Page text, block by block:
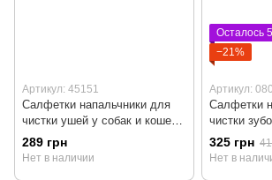
Артикул: 45151
Салфетки напальчники для
чистки ушей у собак и кошек
Pet Ear Cleaner
289 грн
Нет в наличии
Осталось
−21%
Артикул:
Салфетки
чистки
Pet Dental
325 грн
Нет в